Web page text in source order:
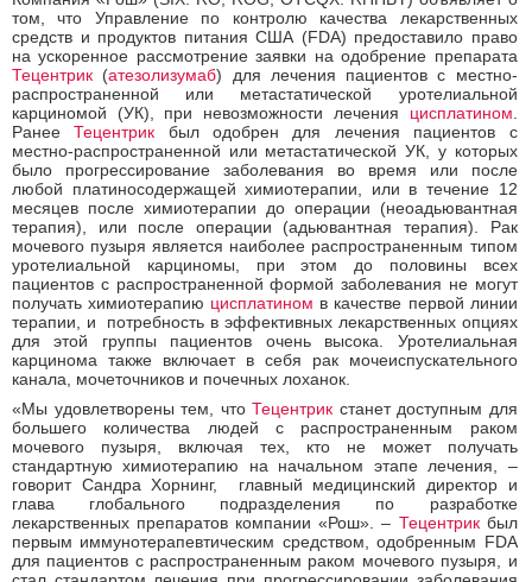
том, что Управление по контролю качества лекарственных
средств и продуктов питания США (FDA) предоставило право
на ускоренное рассмотрение заявки на одобрение препарата
Тецентрик (атезолизумаб) для лечения пациентов с местно-
распространенной или метастатической уротелиальной
карциномой (УК), при невозможности лечения цисплатином
РанееТецентрик был одобрен для лечения пациентов с
местно-распространенной или метастатической УК, у которых
было прогрессирование заболевания во время или после
любой платиносодержащей химиотерапии, или в течение 12
месяцев после химиотерапии до операции (неоадьювантная
терапия), или после операции (адьювантная терапия). Рак
мочевого пузыря является наиболее распространенным типом
уротелиальной карциномы, при этом до половины всех
пациентов с распространенной формой заболевания не могут
получать химиотерапию цисплатином в качестве первой линии
терапии, и потребность в эффективных лекарственных опциях
для этой группы пациентов очень высока. Уротелиальная
карцинома также включает в себя рак мочеиспускательного
канала, мочеточников и почечных лоханок.
«Мы удовлетворены тем, чтоТецентрик станет доступным для
большего количества людей с распространенным раком
мочевого пузыря, включая тех, кто не может получать
стандартную химиотерапию на начальном этапе лечения, –
говорит Сандра Хорнинг, главный медицинский директор и
глава глобального подразделения по разработке
лекарственных препаратов компании «Рош». – Тецентрикбыл
первым иммунотерапевтическим средством, одобренным FDA
для пациентов с распространенным раком мочевого пузыря, и